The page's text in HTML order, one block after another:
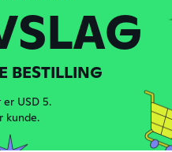
BESTILLING
er USD 5.
kunde.